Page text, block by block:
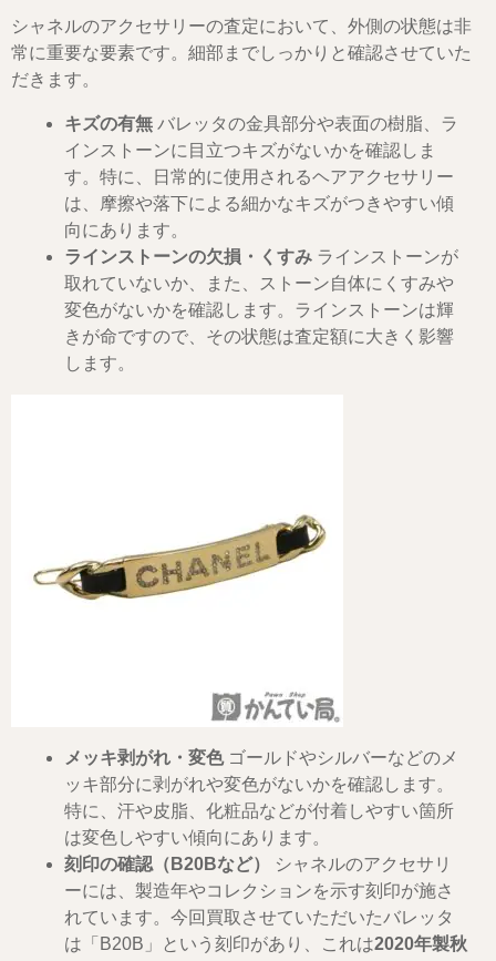
シャネルのアクセサリーの査定において、外側の状態は非
常に重要な要素です。細部までしっかりと確認させていた
だきます。
キズの有無 バレッタの金具部分や表面の樹脂、ラ
インストーンに目立つキズがないかを確認しま
す。特に、日常的に使用されるヘアアクセサリー
は、摩擦や落下による細かなキズがつきやすい傾
向にあります。
ラインストーンの欠損・くすみ ラインストーンが
取れていないか、また、ストーン自体にくすみや
変色がないかを確認します。ラインストーンは輝
きが命ですので、その状態は査定額に大きく影響
します。
メッキ剥がれ・変色ゴールドやシルバーなどのメ
ッキ部分に剥がれや変色がないかを確認します。
特に、汗や皮脂、化粧品などが付着しやすい箇所
は変色しやすい傾向にあります。
刻印の確認（B20Bなど）
シャネルのアクセサリ
ーには、製造年やコレクションを示す刻印が施さ
れています。今回買取させていただいたバレッタ
は「B20B」という刻印があり、これは2020年製秋